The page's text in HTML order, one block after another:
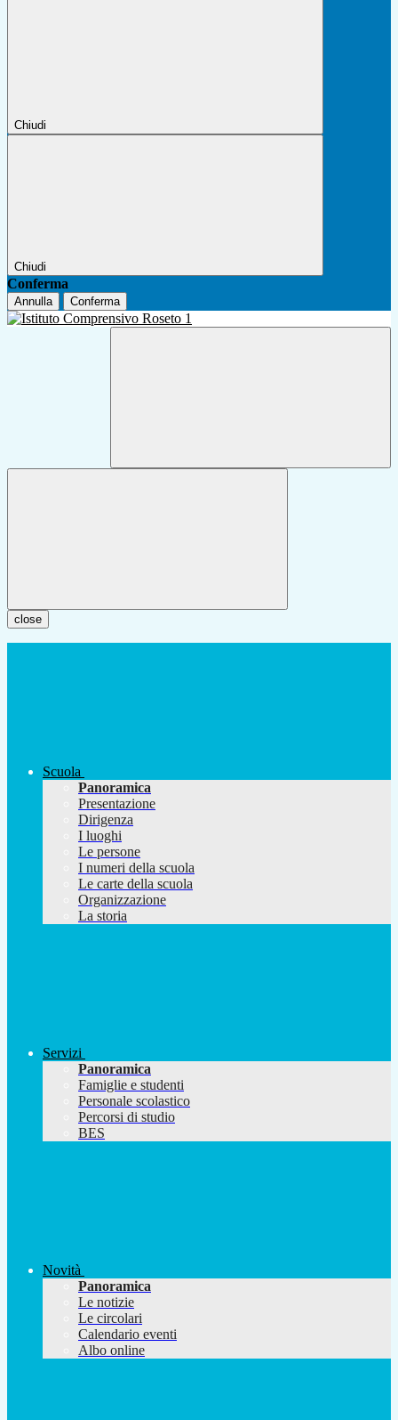
Chiudi
Chiudi
Conferma
Annulla Conferma
close
Scuola
Panoramica
Presentazione
Dirigenza
I luoghi
Le persone
I numeri della scuola
Le carte della scuola
Organizzazione
La storia
Servizi
Panoramica
Famiglie e studenti
Personale scolastico
Percorsi di studio
BES
Novità
Panoramica
Le notizie
Le circolari
Calendario eventi
Albo online